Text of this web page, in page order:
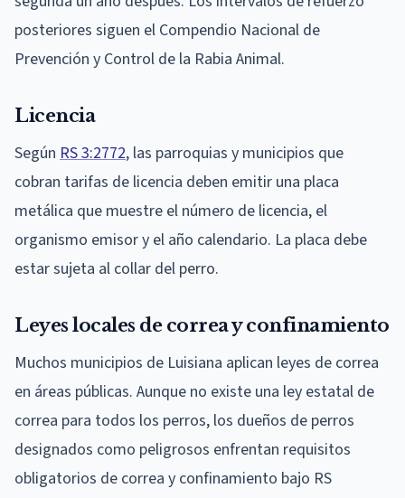
posteriores siguen el Compendio Nacional de
Prevención y Control de la Rabia Animal.
Licencia
Según RS 3:2772, las parroquias y municipios que
cobran tarifas de licencia deben emitir una placa
metálica que muestre el número de licencia, el
organismo emisor y el año calendario. La placa debe
estar sujeta al collar del perro.
Leyes locales de correa y confinamiento
Muchos municipios de Luisiana aplican leyes de correa
en áreas públicas. Aunque no existe una ley estatal de
correa para todos los perros, los dueños de perros
designados como peligrosos enfrentan requisitos
obligatorios de correa y confinamiento bajo RS